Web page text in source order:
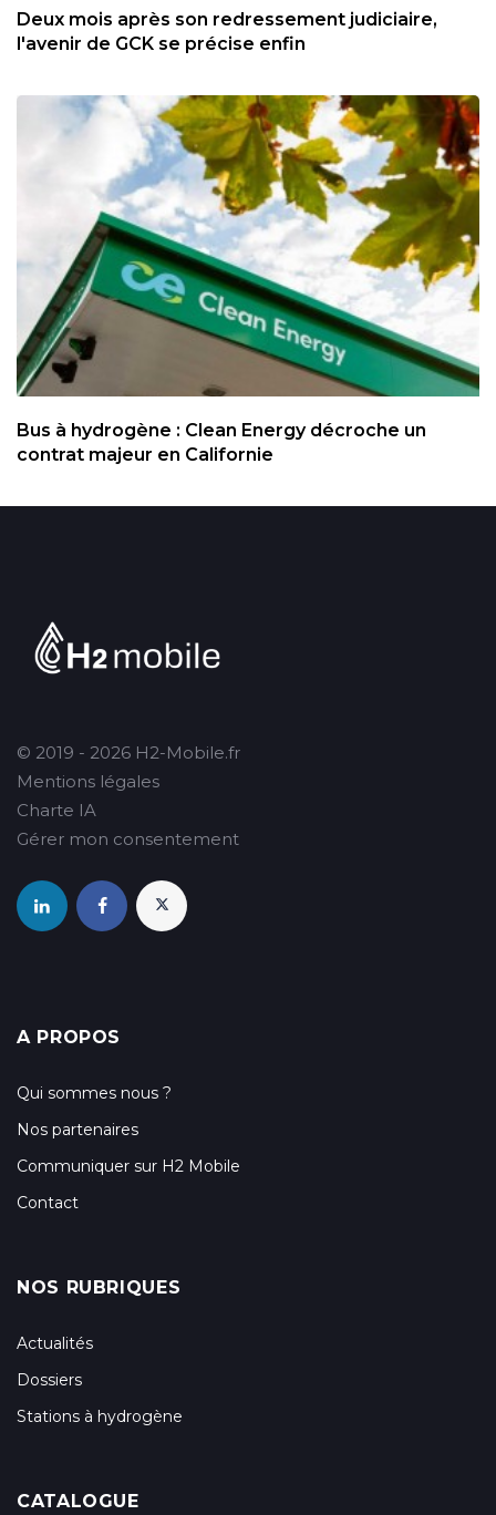
Deux mois après son redressement judiciaire,
l'avenir de GCK se précise enfin
Bus à hydrogène : Clean Energy décroche un
contrat majeur en Californie
© 2019 - 2026 H2-Mobile.fr
Mentions légales
Charte IA
Gérer mon consentement
A PROPOS
Qui sommes nous ?
Nos partenaires
Communiquer sur H2 Mobile
Contact
NOS RUBRIQUES
Actualités
Dossiers
Stations à hydrogène
CATALOGUE